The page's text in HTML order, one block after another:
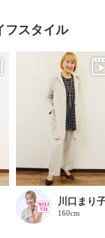
フスタイル
川口まり
160cm